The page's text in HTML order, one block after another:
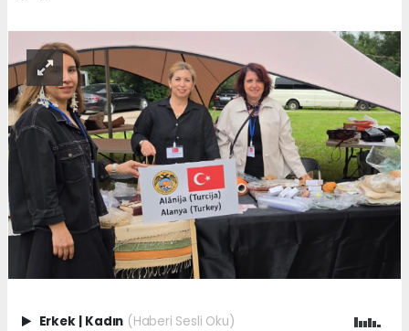
Erkek | Kadın (Haberi Sesli Oku)